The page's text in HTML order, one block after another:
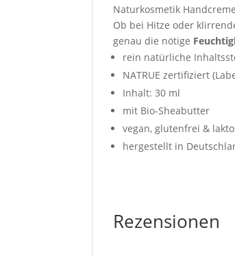
Naturkosmetik
Ob bei Hitze oder
genau die nötige
rein natürliche
NATRUE zertifiziert
Inhalt: 30 ml
mit Bio-Sheabutter
vegan, glutenfrei &
hergestellt in
Rezensionen